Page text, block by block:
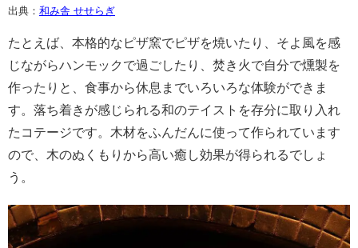
出典： 和み舎 せせらぎ
たとえば、本格的なピザ窯でピザを焼いたり、そよ風を感
じながらハンモックで過ごしたり、焚き火で自分で燻製を
作ったりと、食事から休息までいろいろな体験ができま
す。落ち着きが感じられる和のテイストを存分に取り入れ
たコテージです。木材をふんだんに使って作られています
ので、木のぬくもりから高い癒し効果が得られるでしょ
う 。